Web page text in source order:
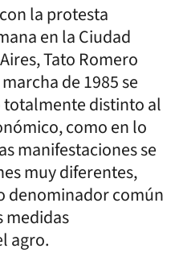
la protesta
en la Ciudad
Tato Romero
de 1985 se
distinto al
como en lo
manifestaciones se
muy diferentes,
denominador común
medidas
agro.